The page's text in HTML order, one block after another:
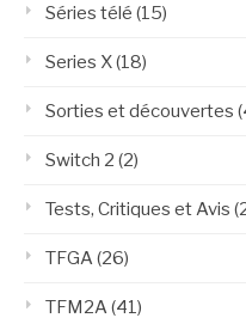
Séries télé (15)
Series X(18)
Sorties et découvertes
Switch 2 (2)
Tests, Critiques et Avis
TFGA(26)
TFM2A(41)